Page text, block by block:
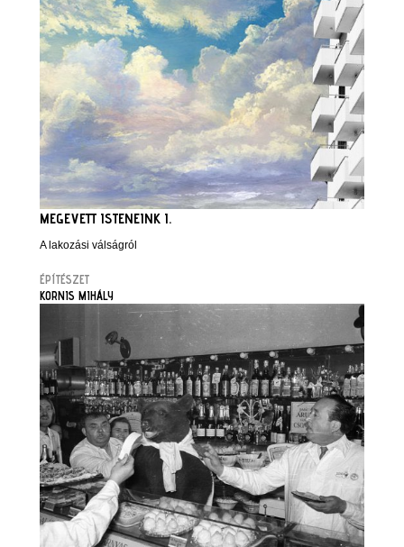
MEGEVETT ISTENEINK I.
A lakozási válságról
ÉPÍTÉSZET
KORNIS MIHÁLY